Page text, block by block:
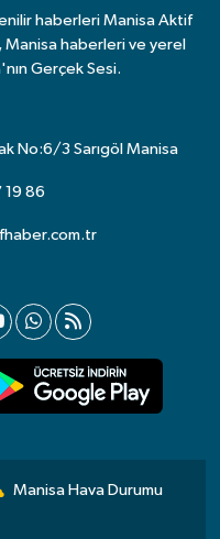
haberleri Manisa Aktif
Manisa haberleri ve yerel
Gerçek Sesi.
No:6/3 Sarıgöl Manisa
19 86
Manisa Hava Durumu